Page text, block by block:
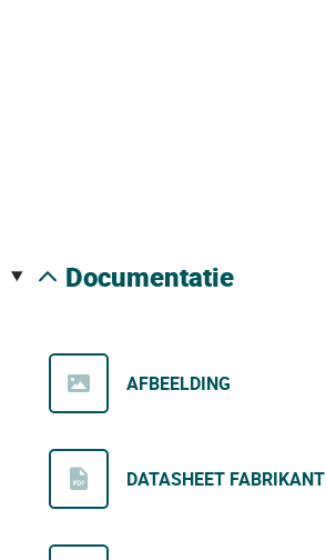
documentatie
AFBEELDING
DATASHEET FABRIKANT